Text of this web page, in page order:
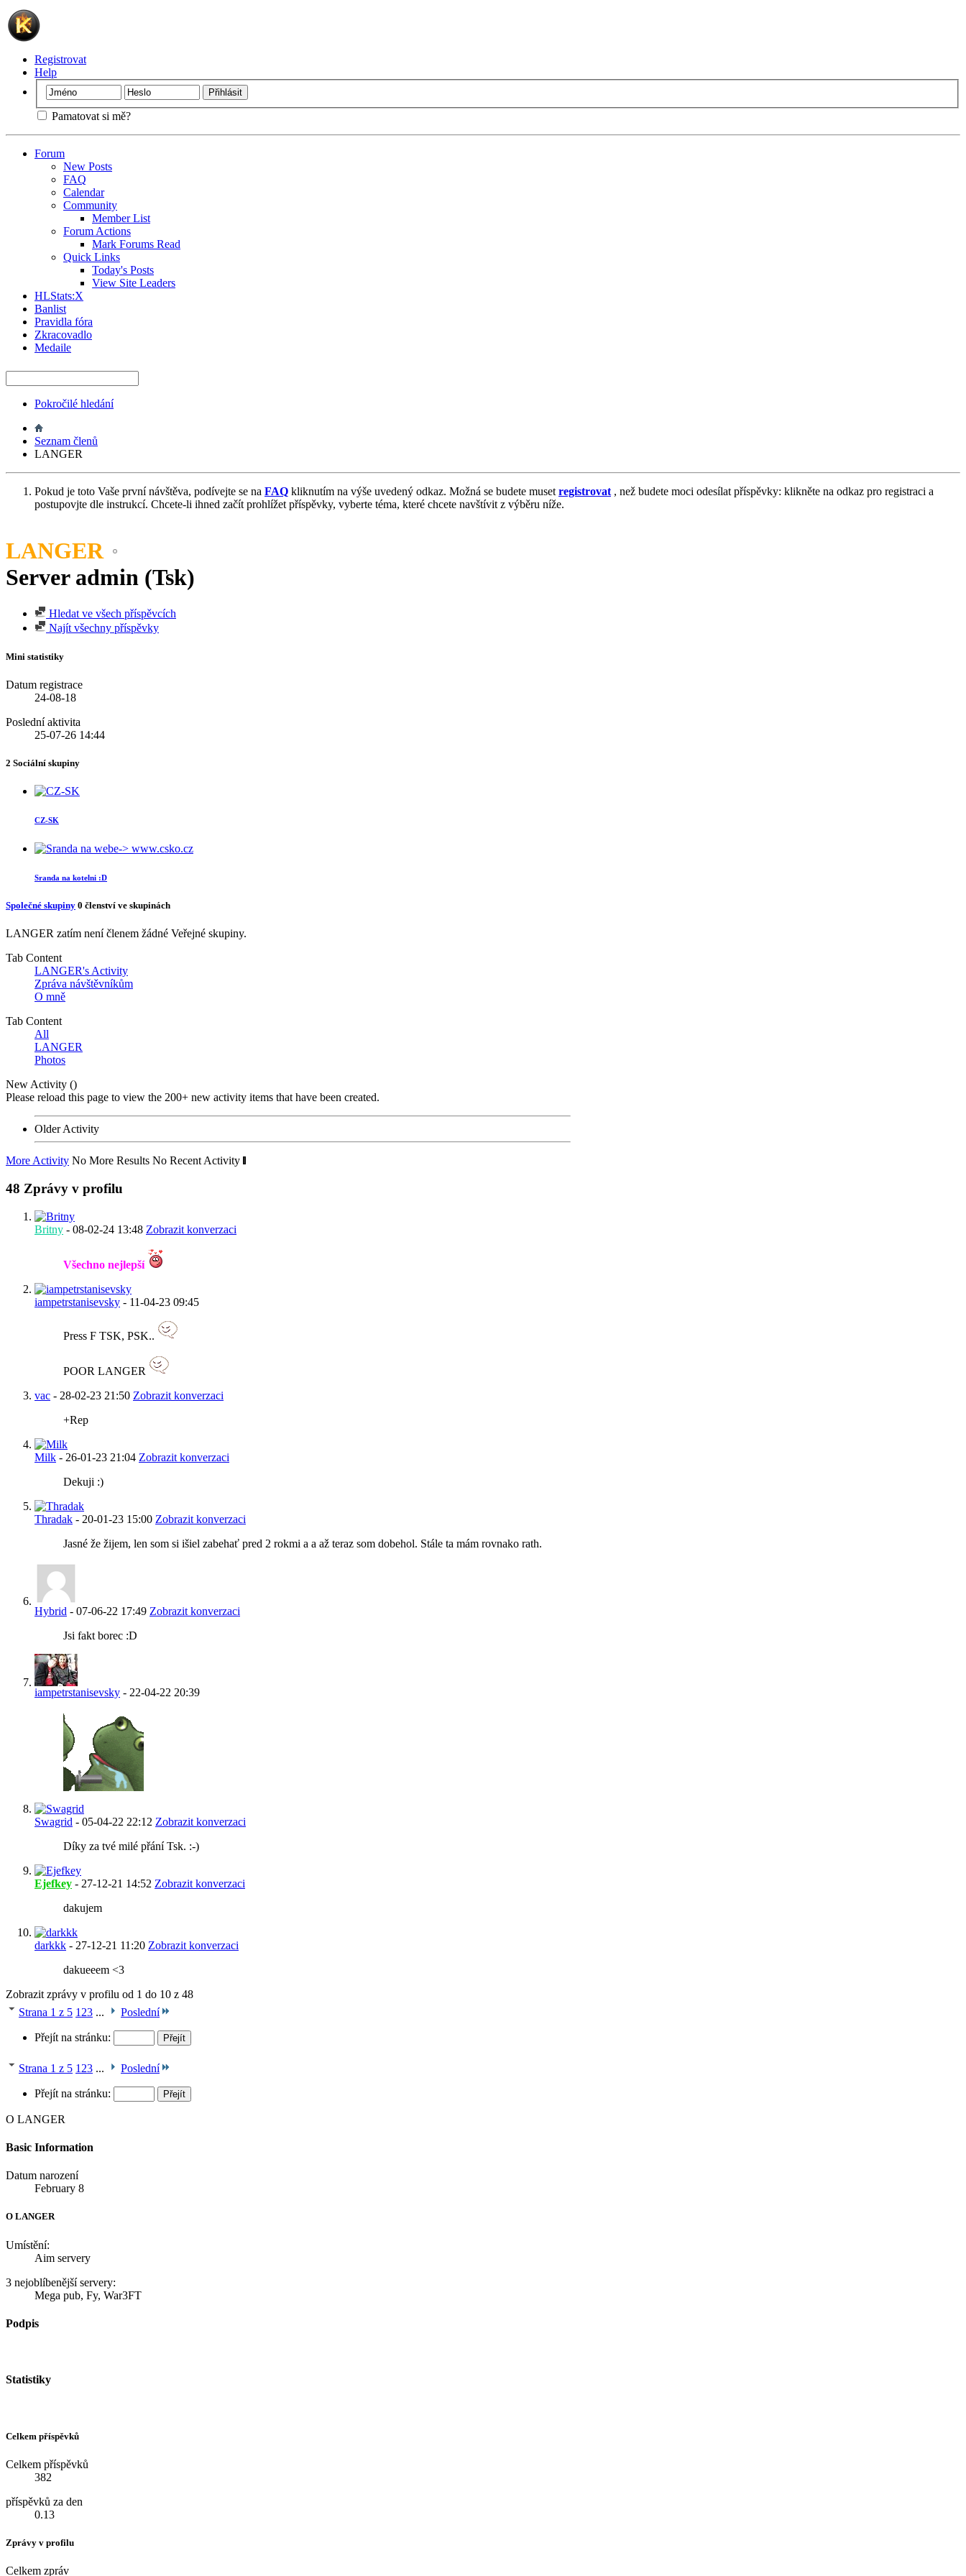
Registrovat
Help
Pamatovat si mě?
Forum
New Posts
FAQ
Calendar
Community
Member List
Forum Actions
Mark Forums Read
Quick Links
Today's Posts
View Site Leaders
HLStats:X
Banlist
Pravidla fóra
Zkracovadlo
Medaile
Pokročilé hledání
Seznam členů
LANGER
Pokud je toto Vaše první návštěva, podívejte se na FAQ kliknutím na výše uvedený odkaz. Možná se budete muset registrovat , než budete moci odesílat příspěvky: klikněte na odkaz pro registraci a
postupovjte dle instrukcí. Chcete-li ihned začít prohlížet příspěvky, vyberte téma, které chcete navštívit z výběru níže.
LANGER
Server admin (Tsk)
Hledat ve všech příspěvcích
Najít všechny příspěvky
Mini statistiky
Datum registrace
24-08-18
Poslední aktivita
25-07-26 14:44
2 Sociální skupiny
CZ-SK
Sranda na kotelni :D
Společné skupiny 0 členství ve skupinách
LANGER zatím není členem žádné Veřejné skupiny.
Tab Content
LANGER's Activity
Zpráva návštěvníkům
O mně
Tab Content
All
LANGER
Photos
New Activity ()
Please reload this page to view the 200+ new activity items that have been created.
Older Activity
More Activity No More Results No Recent Activity
48 Zprávy v profilu
Britny - 08-02-24 13:48 Zobrazit konverzaci
Všechno nejlepší
iampetrstanisevsky - 11-04-23 09:45
Press F TSK, PSK..
POOR LANGER
vac - 28-02-23 21:50 Zobrazit konverzaci
+Rep
Milk - 26-01-23 21:04 Zobrazit konverzaci
Dekuji :)
Thradak - 20-01-23 15:00 Zobrazit konverzaci
Jasné že žijem, len som si išiel zabehať pred 2 rokmi a a až teraz som dobehol. Stále ta mám rovnako rath.
Hybrid - 07-06-22 17:49 Zobrazit konverzaci
Jsi fakt borec :D
iampetrstanisevsky - 22-04-22 20:39
Swagrid - 05-04-22 22:12 Zobrazit konverzaci
Díky za tvé milé přání Tsk. :-)
Ejefkey - 27-12-21 14:52 Zobrazit konverzaci
dakujem
darkkk - 27-12-21 11:20 Zobrazit konverzaci
dakueeem <3
Zobrazit zprávy v profilu od 1 do 10 z 48
Strana 1 z 5 1 23 ... Poslední
Přejít na stránku:
Strana 1 z 5 1 23 ... Poslední
Přejít na stránku:
O LANGER
Basic Information
Datum narození
February 8
O LANGER
Umístění:
Aim servery
3 nejoblíbenější servery:
Mega pub, Fy, War3FT
Podpis
Statistiky
Celkem příspěvků
Celkem příspěvků
382
příspěvků za den
0.13
Zprávy v profilu
Celkem zpráv